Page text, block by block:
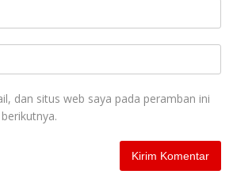
dan situs web saya pada peramban ini